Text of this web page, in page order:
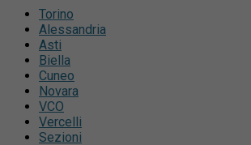
Torino
Alessandria
Asti
Biella
Cuneo
Novara
VCO
Vercelli
Sezioni